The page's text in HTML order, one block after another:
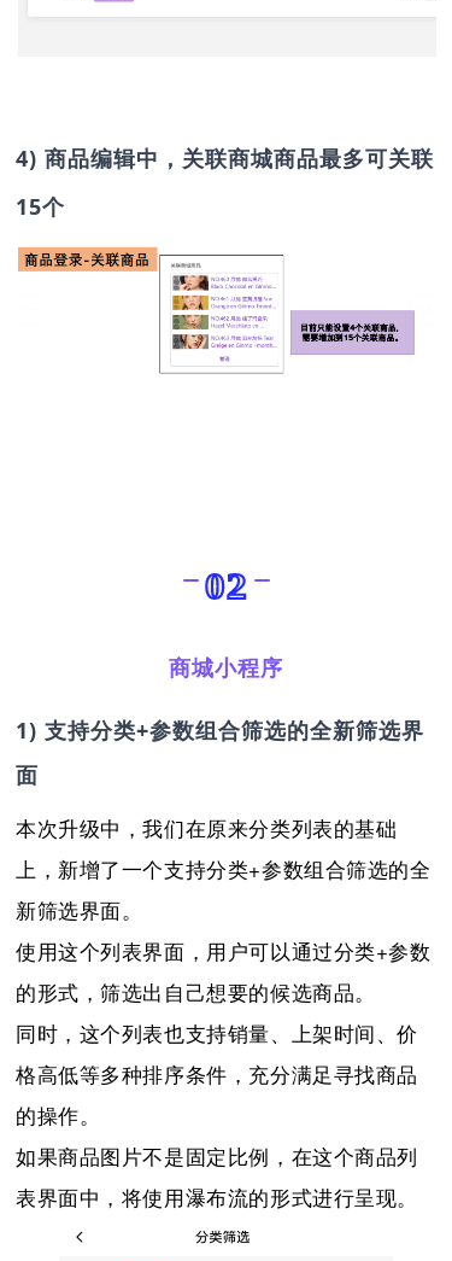
4) 商品编辑中，关联商城商品最多可关联
15个
02
商城小程序
1) 支持分类+参数组合筛选的全新筛选界
面
本次升级中，我们在原来分类列表的基础
上，新增了一个支持分类+参数组合筛选的全
新筛选界面。
使用这个列表界面，用户可以通过分类+参数
的形式，筛选出自己想要的候选商品。
同时，这个列表也支持销量、上架时间、价
格高低等多种排序条件，充分满足寻找商品
的操作。
如果商品图片不是固定比例，在这个商品列
表界面中，将使用瀑布流的形式进行呈现。